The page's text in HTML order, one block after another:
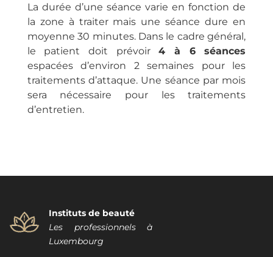
La durée d’une séance varie en fonction de
la zone à traiter mais une séance dure en
moyenne 30 minutes. Dans le cadre général,
le patient doit prévoir4 à 6 séances
espacées d’environ 2 semaines pour les
traitements d’attaque. Une séance par mois
sera nécessaire pour les traitements
d’entretien.
Instituts de beauté
Les professionnels à
Luxembourg